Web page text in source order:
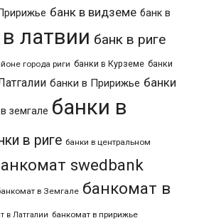
банк в видземе банк в
латвии банк в риге
города риги банки в Курземе банки
банки в Пририжье банки
земгале банки в
в риге банки в центральном
swedbank
в Земгале банкомат в
в Латгалии банкомат в пририжье